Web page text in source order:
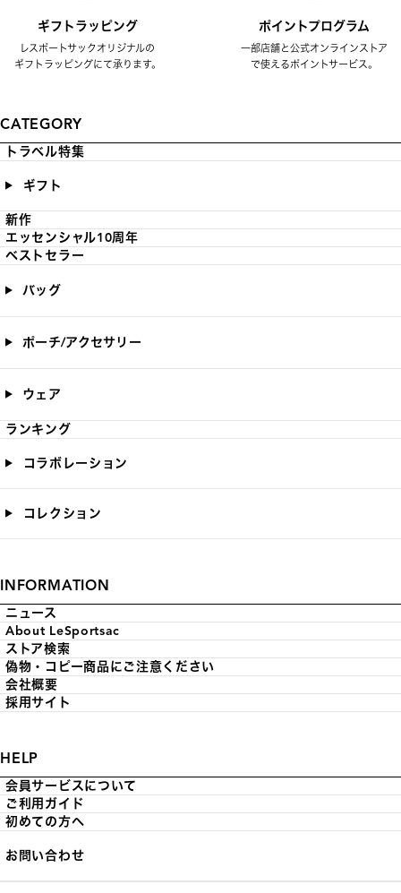
ギフトラッピング
レスポートサックオリジナルの
ギフトラッピングにて承ります。
ポイントプログラム
一部店舗と公式オンラインストア
で使えるポイントサービス。
CATEGORY
トラベル特集
ギフト
新作
エッセンシャル10周年
ベストセラー
バッグ
ポーチ/アクセサリー
ウェア
ランキング
コラボレーション
コレクション
INFORMATION
ニュース
About LeSportsac
ストア検索
偽物・コピー商品にご注意ください
会社概要
採用サイト
HELP
会員サービスについて
ご利用ガイド
初めての方へ
お問い合わせ